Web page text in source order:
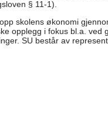
§ 11-1).
skolens økonomi
opplegg i fokus bl.a.
SU består av